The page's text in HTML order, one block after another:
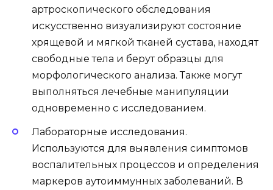
артроскопического обследования
искусственно визуализируют состояние
хрящевой и мягкой тканей сустава, находят
свободные тела и берут образцы для
морфологического анализа. Также могут
выполняться лечебные манипуляции
одновременно с исследованием.
Лабораторные исследования.
Используются для выявления симптомов
воспалительных процессов и определения
маркеров аутоиммунных заболеваний. В